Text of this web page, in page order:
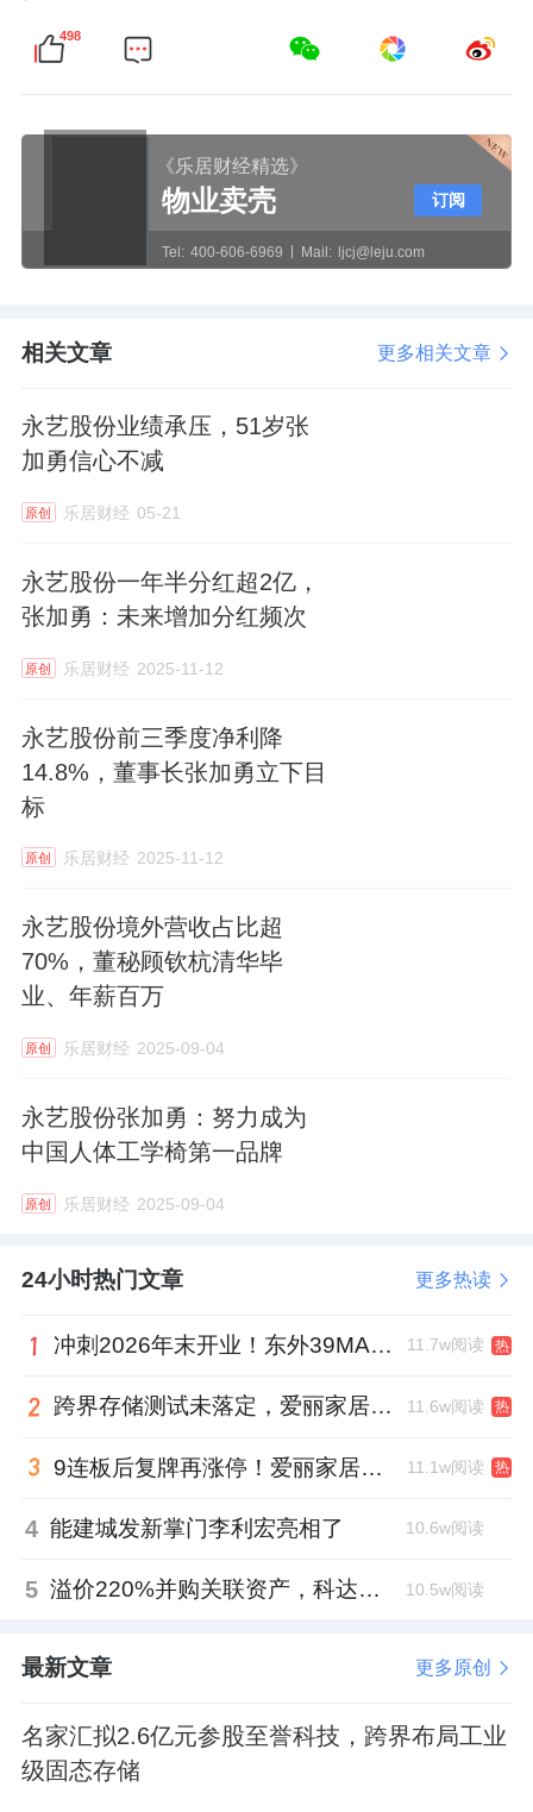
498
《乐居财经精选》
物业卖壳
Tel: 400-606-6969 Mail: ljcj@leju.com
订阅
相关文章 更多相关文章
永艺股份业绩承压，51岁张
加勇信心不减
原创 乐居财经 05-21
永艺股份一年半分红超2亿，
张加勇：未来增加分红频次
原创 乐居财经 2025-11-12
永艺股份前三季度净利降
14.8%，董事长张加勇立下目
标
原创 乐居财经 2025-11-12
永艺股份境外营收占比超
70%，董秘顾钦杭清华毕
业、年薪百万
原创 乐居财经 2025-09-04
永艺股份张加勇：努力成为
中国人体工学椅第一品牌
原创 乐居财经 2025-09-04
24小时热门文章 更多热读
冲刺2026年末开业！东外39MALL全球招商启幕，重构东直门商圈格局 11.7w阅读 热
跨界存储测试未落定，爱丽家居复牌前自揭多重风险 11.6w阅读 热
9连板后复牌再涨停！爱丽家居市盈率318倍，跨界收购案尚未落地 11.1w阅读 热
4 能建城发新掌门李利宏亮相了 10.6w阅读
5 溢价220%并购关联资产，科达制造近75亿元重组被否 10.5w阅读
最新文章 更多原创
名家汇拟2.6亿元参股至誉科技，跨界布局工业
级固态存储